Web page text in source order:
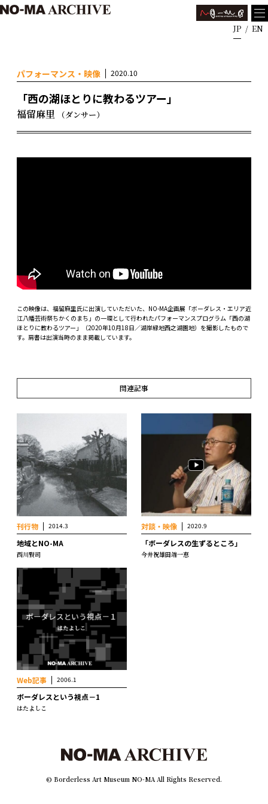
JP EN
パフォーマンス・映像 2020.10
「西の湖ほとりに教わるツアー」
福留麻里 （ダンサー）
この映像は、福留麻里氏に出演していただいた、NO-MA企画展「ボーダレス・エリア近
江八幡芸術祭ちかくのまち」の一環として行われたパフォーマンスプログラム「西の湖
ほとりに教わるツアー」（2020年10月18日／湖岸緑地西之湖園地）を撮影したもので
す。肩書は出演当時のまま掲載しています。
関連記事
刊行物 2014.3
地域とNO-MA
西川賢司
対談・映像 2020.9
「ボーダレスの生ずるところ」
今井祝雄田端一恵
Web記事 2006.1
ボーダレスという視点－1
はたよしこ
© Borderless Art Museum NO-MA All Rights Reserved.